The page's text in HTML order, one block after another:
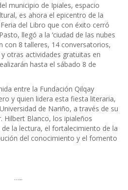
municipio de Ipiales, espacio
es ahora el epicentro de la
del Libro que con éxito cerró
llegó a la ‘ciudad de las nubes
con 8 talleres, 14 conversatorios,
otras actividades gratuitas en
hasta el sábado 8 de
entre la Fundación Qilqay
y quien lidera esta fiesta literaria,
de Nariño, a través de su
Hilbert Blanco, los ipialeños
la lectura, el fortalecimiento de la
del conocimiento y el fomento
…..